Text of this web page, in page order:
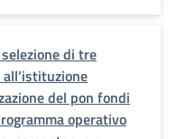
di tre
del pon fondi
operativo